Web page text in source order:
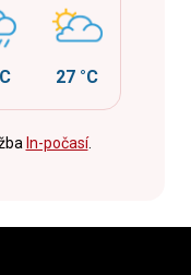
27 °C
In-počasí.